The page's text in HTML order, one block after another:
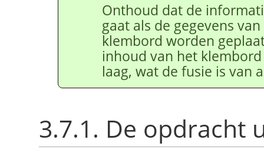
Onthoud dat de
gaat als de gegevens
klembord worden
inhoud van het
laag, wat de fusie is van
3.7.1. De opdracht